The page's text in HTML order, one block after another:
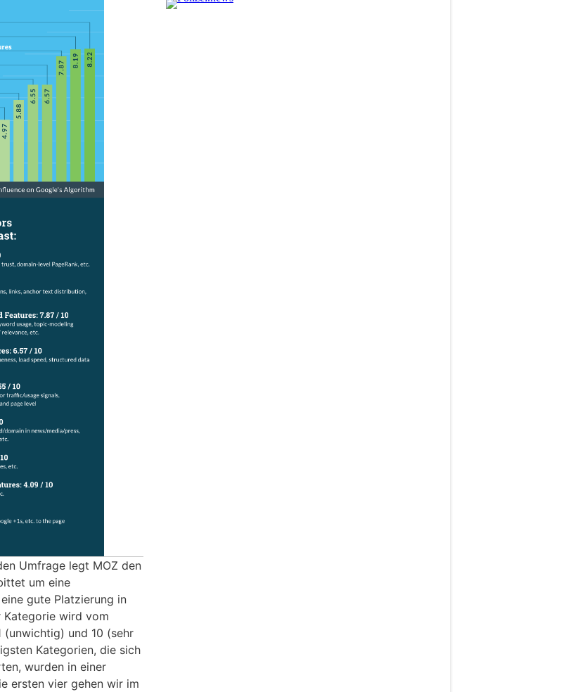
Umfrage legt MOZ den
um eine
gute Platzierung in
Kategorie wird vom
(unwichtig) und 10 (sehr
Kategorien, die sich
wurden in einer
ersten vier gehen wir im